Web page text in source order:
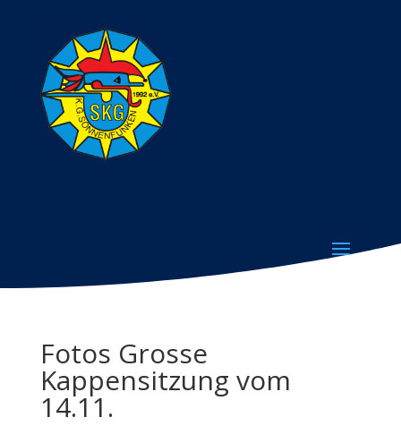
Fotos Grosse
Kappensitzung vom
14.11.